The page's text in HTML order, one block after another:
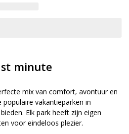
minute
mix van comfort, avontuur en
populaire vakantieparken in
Elk park heeft zijn eigen
voor eindeloos plezier.